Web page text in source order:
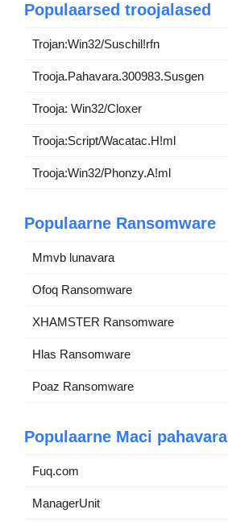
Populaarsed troojalased
Trojan:Win32/Suschil!rfn
Trooja.Pahavara.300983.Susgen
Trooja: Win32/Cloxer
Trooja:Script/Wacatac.H!ml
Trooja:Win32/Phonzy.A!ml
Populaarne Ransomware
Mmvb lunavara
Ofoq Ransomware
XHAMSTER Ransomware
Hlas Ransomware
Poaz Ransomware
Populaarne Maci pahavara
Fuq.com
ManagerUnit